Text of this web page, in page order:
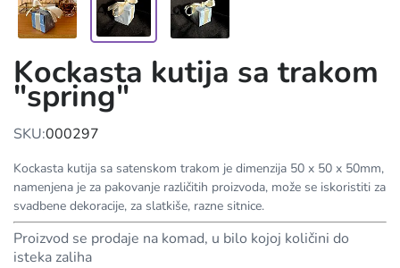
Kockasta kutija sa trakom
"spring"
SKU:000297
Kockasta kutija sa satenskom trakom je dimenzija 50 x 50 x 50mm,
namenjena je za pakovanje različitih proizvoda, može se iskoristiti za
svadbene dekoracije, za slatkiše, razne sitnice.
Proizvod se prodaje na komad, u bilo kojoj količini do
isteka zaliha